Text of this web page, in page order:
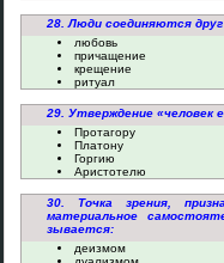
28. Люди соединяются
любовь
причащение
крещение
ритуал
29. Утверждение «человек
Протагору
Платону
Горгию
Аристотелю
30. Точка зрения,
материальное
зывается:
деизмом